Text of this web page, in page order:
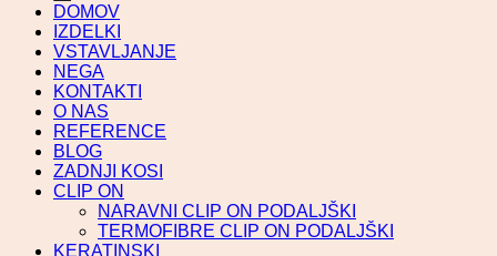
DOMOV
IZDELKI
VSTAVLJANJE
NEGA
KONTAKTI
O NAS
REFERENCE
BLOG
ZADNJI KOSI
CLIP ON
NARAVNI CLIP ON PODALJŠKI
TERMOFIBRE CLIP ON PODALJŠKI
KERATINSKI